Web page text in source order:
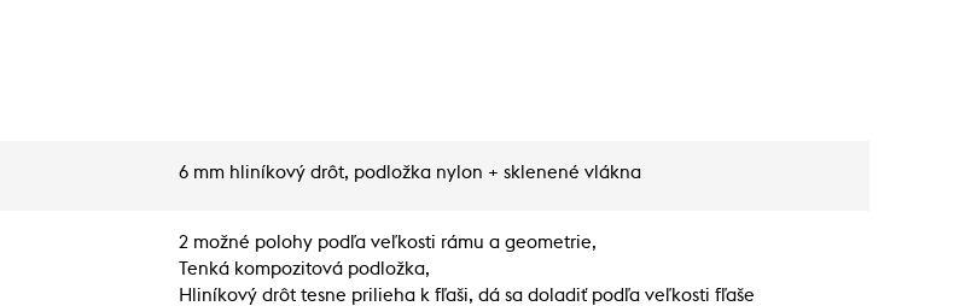
6 mm hliníkový drôt, podložka nylon + sklenené vlákna
2 možné polohy podľa veľkosti rámu a geometrie,
Tenká kompozitová podložka,
Hliníkový drôt tesne prilieha k fľaši, dá sa doladiť podľa veľkosti fľaše